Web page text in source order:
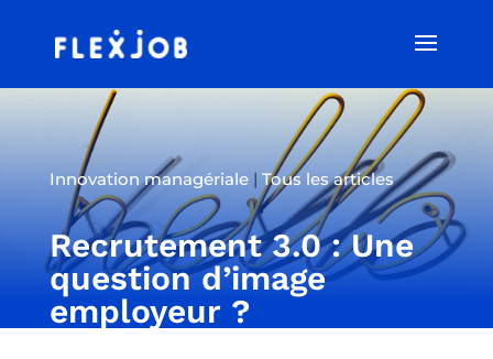
Innovation managériale| Tous les articles
Recrutement 3.0 : Une
question d’image
employeur ?